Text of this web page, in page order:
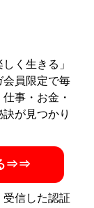
く生きる」
会員限定で毎
事・お金・
が見つかり
⇒⇒
信した認証